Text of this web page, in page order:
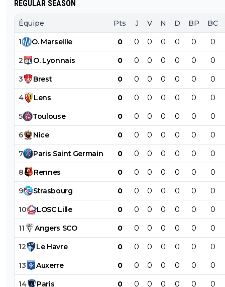
REGULAR SEASON
Équipe Pts J V N D BP BC
1 O. Marseille 0 0 0 0 0 0 0
2 O. Lyonnais 0 0 0 0 0 0 0
3 Brest 0 0 0 0 0 0 0
4 Lens 0 0 0 0 0 0 0
5 Toulouse 0 0 0 0 0 0 0
6 Nice 0 0 0 0 0 0 0
7 Paris Saint Germain 0 0 0 0 0 0 0
8 Rennes 0 0 0 0 0 0 0
9 Strasbourg 0 0 0 0 0 0 0
10 LOSC Lille 0 0 0 0 0 0 0
11 Angers SCO 0 0 0 0 0 0 0
12 Le Havre 0 0 0 0 0 0 0
13 Auxerre 0 0 0 0 0 0 0
14 Paris 0 0 0 0 0 0 0